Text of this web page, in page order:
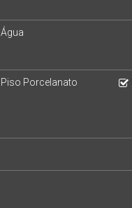
Água
Piso Porcelanato